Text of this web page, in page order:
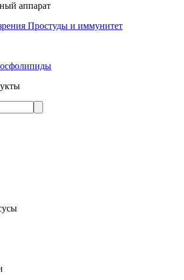
аппарат
Простуды и иммунитет